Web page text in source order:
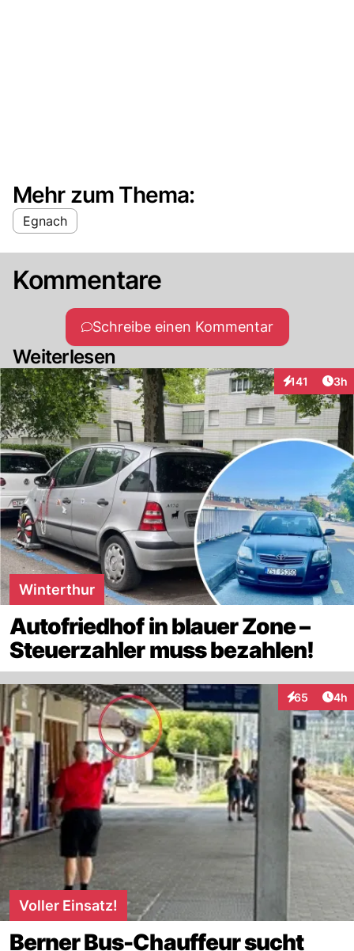
Mehr zum Thema:
Egnach
Kommentare
Schreibe einen Kommentar
Weiterlesen
141
Interaktionen
3h
Winterthur
Autofriedhof in blauer Zone –
Steuerzahler muss bezahlen!
65
Interaktionen
4h
Voller Einsatz!
Berner Bus-Chauffeur sucht